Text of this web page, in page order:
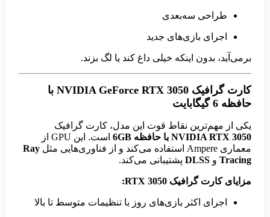
طراحی سه‌بعدی
اجرای بازی‌های جدید
برمی‌آید، بدون اینکه خیلی داغ کند یا لگ بزند.
کارت گرافیک NVIDIA GeForce RTX 3050 با
حافظه 6 گیگابایت
یکی از مهم‌ترین نقاط قوت این مدل، کارت گرافیک
NVIDIA RTX 3050 با حافظه 6GB
است. این GPU از
معماری Ampere استفاده می‌کند و از فناوری‌هایی مثل
Ray
Tracing و DLSS پشتیبانی می‌کند.
مزایای کارت گرافیک RTX 3050:
اجرای اکثر بازی‌های روز با تنظیمات متوسط تا بالا